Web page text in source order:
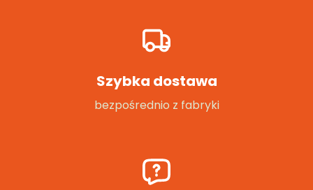
Szybka dostawa
bezpośrednio z fabryki